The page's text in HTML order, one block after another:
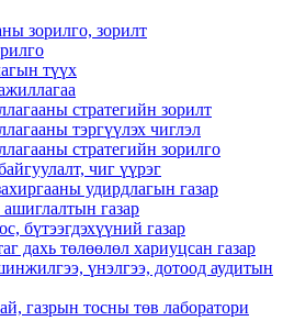
зорилго, зорилт
түүх
стратегийн зорилт
тэргүүлэх чиглэл
стратегийн зорилго
чиг үүрэг
удирдлагын газар
газар
бүтээгдэхүүний газар
дахь төлөөлөл хариуцсан газар
үнэлгээ, дотоод аудитын
газрын тосны төв лаборатори